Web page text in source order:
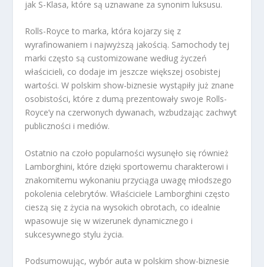
jak S-Klasa, które są uznawane za synonim luksusu.
Rolls-Royce to marka, która kojarzy się z
wyrafinowaniem i najwyższą jakością. Samochody tej
marki często są customizowane według życzeń
właścicieli, co dodaje im jeszcze większej osobistej
wartości. W polskim show-biznesie wystąpiły już znane
osobistości, które z dumą prezentowały swoje Rolls-
Royce’y na czerwonych dywanach, wzbudzając zachwyt
publiczności i mediów.
Ostatnio na czoło popularności wysunęło się również
Lamborghini, które dzięki sportowemu charakterowi i
znakomitemu wykonaniu przyciąga uwagę młodszego
pokolenia celebrytów. Właściciele Lamborghini często
cieszą się z życia na wysokich obrotach, co idealnie
wpasowuje się w wizerunek dynamicznego i
sukcesywnego stylu życia.
Podsumowując, wybór auta w polskim show-biznesie